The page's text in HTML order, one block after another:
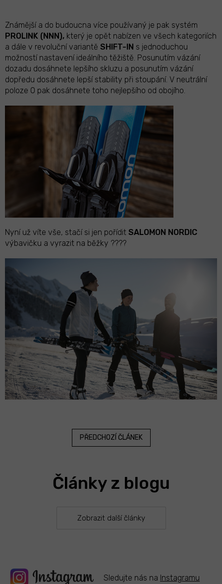
Známější a do budoucna více používaný je pak systém
PROLINK (NNN), který je opět nabízen ve všech kategoriích
a dále v revoluční variantě SHIFT-IN s jednoduchou
možností nastavení ideálního těžiště. Posunutím vázání
dozadu dosáhnete lepšího skluzu a posunutím vázání
dopředu dosáhnete lepší stability při stoupání. V neutrální
poloze 0 pak dosáhnete toho nejlepšího od obojího.
Nyní už víte vše, stačí si jen pořídit SALOMON NORDIC
výbavičku a vyrazit na běžky ????
PŘEDCHOZÍ ČLÁNEK
Články z blogu
Zobrazit další články
Sledujte nás na Instagramu